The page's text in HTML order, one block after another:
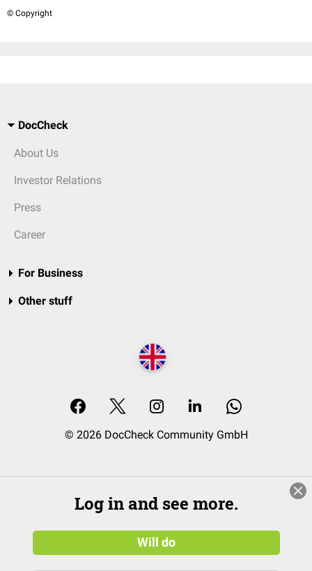
© Copyright
DocCheck
About Us
Investor Relations
Press
Career
For Business
Other stuff
© 2026 DocCheck Community GmbH
Log in and see more.
Will do